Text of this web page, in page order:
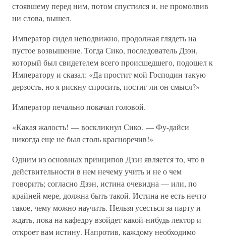
стоявшему перед ним, потом спустился и, не промолвив
ни слова, вышел.
Император сидел неподвижно, продолжая глядеть на
пустое возвышение. Тогда Сико, последователь Дзэн,
который был свидетелем всего происшедшего, подошел к
Императору и сказал: «Да простит мой Господин такую
дерзость, но я рискну спросить, постиг ли он смысл?»
Император печально покачал головой.
«Какая жалость! — воскликнул Сико. — Фу-дайси
никогда еще не был столь красноречив!»
Одним из основных принципов Дзэн является то, что в
действительности в нем нечему учить и не о чем
говорить; согласно Дзэн, истина очевидна — или, по
крайней мере, должна быть такой. Истина не есть нечто
такое, чему можно научить. Нельзя усесться за парту и
ждать, пока на кафедру взойдет какой-нибудь лектор и
откроет вам истину. Напротив, каждому необходимо